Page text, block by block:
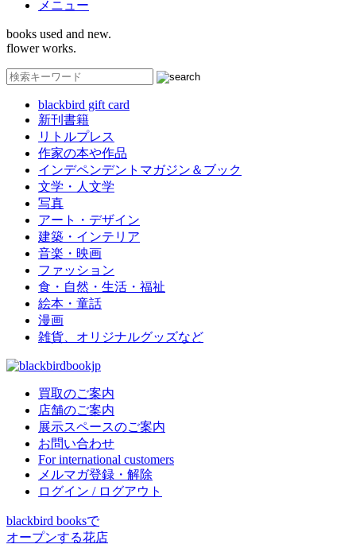
メニュー
books used and new.
flower works.
blackbird gift card
新刊書籍
リトルプレス
作家の本や作品
インデペンデントマガジン＆ブック
文学・人文学
写真
アート・デザイン
建築・インテリア
音楽・映画
ファッション
食・自然・生活・福祉
絵本・童話
漫画
雑貨、オリジナルグッズなど
買取のご案内
店舗のご案内
展示スペースのご案内
お問い合わせ
For international customers
メルマガ登録・解除
ログイン / ログアウト
blackbird booksで
オープンする花店